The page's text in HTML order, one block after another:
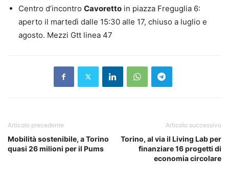
Centro d’incontro Cavoretto in piazza Freguglia 6:
aperto il martedì dalle 15:30 alle 17, chiuso a luglio e
agosto. Mezzi Gtt linea 47
Articolo precedente
Mobilità sostenibile, a Torino
quasi 26 milioni per il Pums
Articolo successivo
Torino, al via il Living Lab per
finanziare 16 progetti di
economia circolare